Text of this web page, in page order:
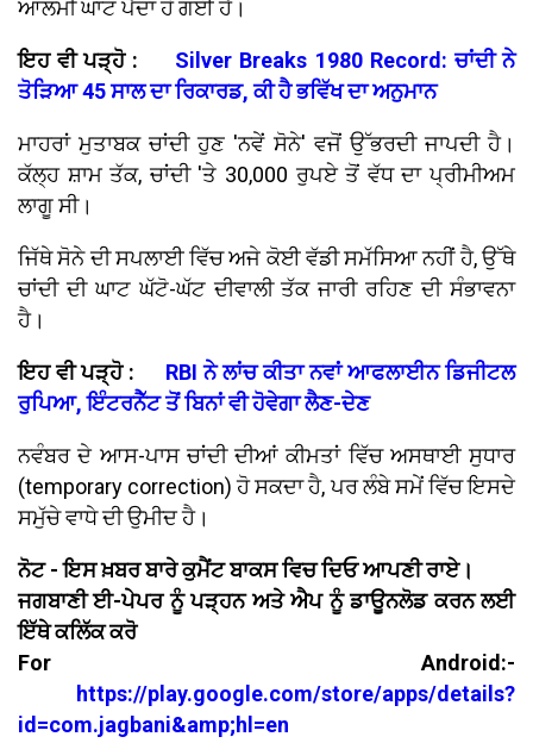
ਆਲਮੀ ਘਾਟ ਪੈਦਾ ਹੋ ਗਈ ਹੈ।
ਇਹ ਵੀ ਪੜ੍ਹੋ : Silver Breaks 1980 Record: ਚਾਂਦੀ ਨੇ
ਤੋੜਿਆ 45 ਸਾਲ ਦਾ ਰਿਕਾਰਡ, ਕੀ ਹੈ ਭਵਿੱਖ ਦਾ ਅਨੁਮਾਨ
ਮਾਹਰਾਂ ਮੁਤਾਬਕ ਚਾਂਦੀ ਹੁਣ 'ਨਵੇਂ ਸੋਨੇ' ਵਜੋਂ ਉੱਭਰਦੀ ਜਾਪਦੀ ਹੈ।
ਕੱਲ੍ਹ ਸ਼ਾਮ ਤੱਕ, ਚਾਂਦੀ 'ਤੇ 30,000 ਰੁਪਏ ਤੋਂ ਵੱਧ ਦਾ ਪ੍ਰੀਮੀਅਮ
ਲਾਗੂ ਸੀ।
ਜਿੱਥੇ ਸੋਨੇ ਦੀ ਸਪਲਾਈ ਵਿੱਚ ਅਜੇ ਕੋਈ ਵੱਡੀ ਸਮੱਸਿਆ ਨਹੀਂ ਹੈ, ਉੱਥੇ
ਚਾਂਦੀ ਦੀ ਘਾਟ ਘੱਟੋ-ਘੱਟ ਦੀਵਾਲੀ ਤੱਕ ਜਾਰੀ ਰਹਿਣ ਦੀ ਸੰਭਾਵਨਾ
ਹੈ।
ਇਹ ਵੀ ਪੜ੍ਹੋ : RBI ਨੇ ਲਾਂਚ ਕੀਤਾ ਨਵਾਂ ਆਫਲਾਈਨ ਡਿਜੀਟਲ
ਰੁਪਿਆ, ਇੰਟਰਨੈੱਟ ਤੋਂ ਬਿਨਾਂ ਵੀ ਹੋਵੇਗਾ ਲੈਣ-ਦੇਣ
ਨਵੰਬਰ ਦੇ ਆਸ-ਪਾਸ ਚਾਂਦੀ ਦੀਆਂ ਕੀਮਤਾਂ ਵਿੱਚ ਅਸਥਾਈ ਸੁਧਾਰ
(temporary correction) ਹੋ ਸਕਦਾ ਹੈ, ਪਰ ਲੰਬੇ ਸਮੇਂ ਵਿੱਚ ਇਸਦੇ
ਸਮੁੱਚੇ ਵਾਧੇ ਦੀ ਉਮੀਦ ਹੈ।
ਨੋਟ - ਇਸ ਖ਼ਬਰ ਬਾਰੇ ਕੁਮੈਂਟ ਬਾਕਸ ਵਿਚ ਦਿਓ ਆਪਣੀ ਰਾਏ।
ਜਗਬਾਣੀ ਈ-ਪੇਪਰ ਨੂੰ ਪੜ੍ਹਨ ਅਤੇ ਐਪ ਨੂੰ ਡਾਊਨਲੋਡ ਕਰਨ ਲਈ
ਇੱਥੇ ਕਲਿੱਕ ਕਰੋ
For Android:-
https://play.google.com/store/apps/details?
id=com.jagbani&amp;hl=en